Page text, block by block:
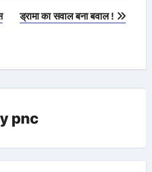
ड्रामा का सवाल बना बवाल !
pnc